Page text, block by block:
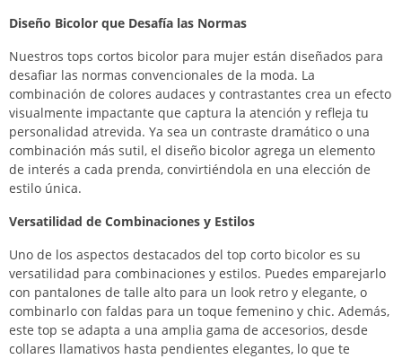
Diseño Bicolor que Desafía las Normas
Nuestros tops cortos bicolor para mujer están diseñados para
desafiar las normas convencionales de la moda. La
combinación de colores audaces y contrastantes crea un efecto
visualmente impactante que captura la atención y refleja tu
personalidad atrevida. Ya sea un contraste dramático o una
combinación más sutil, el diseño bicolor agrega un elemento
de interés a cada prenda, convirtiéndola en una elección de
estilo única.
Versatilidad de Combinaciones y Estilos
Uno de los aspectos destacados del top corto bicolor es su
versatilidad para combinaciones y estilos. Puedes emparejarlo
con pantalones de talle alto para un look retro y elegante, o
combinarlo con faldas para un toque femenino y chic. Además,
este top se adapta a una amplia gama de accesorios, desde
collares llamativos hasta pendientes elegantes, lo que te